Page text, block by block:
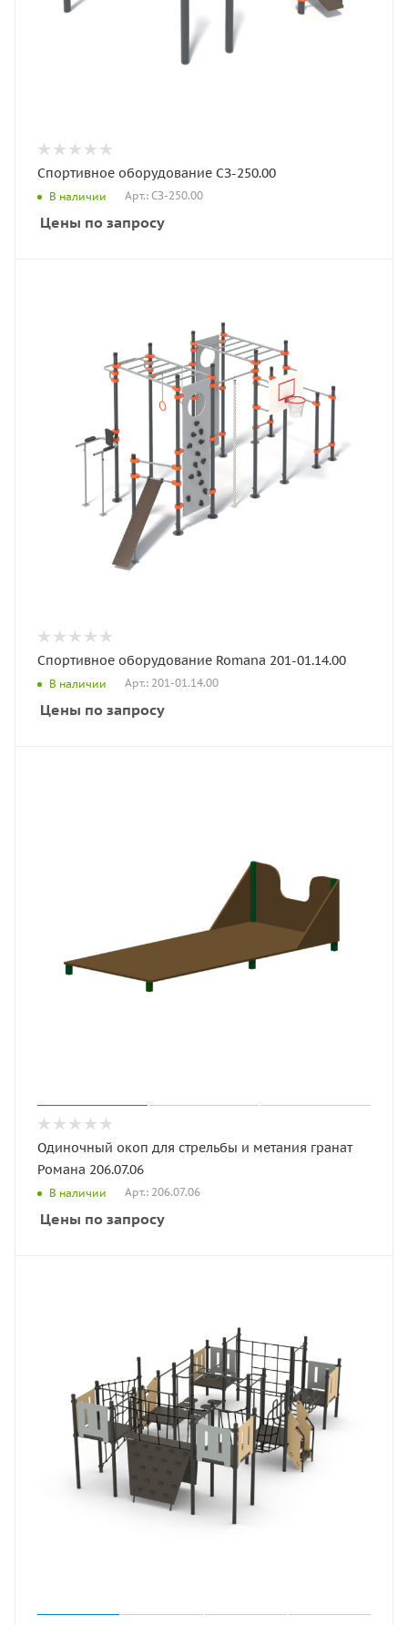
Спортивное оборудование СЗ-250.00
В наличии Арт.: СЗ-250.00
Цены по запросу
Спортивное оборудование Romana 201-01.14.00
В наличии Арт.: 201-01.14.00
Цены по запросу
Одиночный окоп для стрельбы и метания гранат
Романа 206.07.06
В наличии Арт.: 206.07.06
Цены по запросу